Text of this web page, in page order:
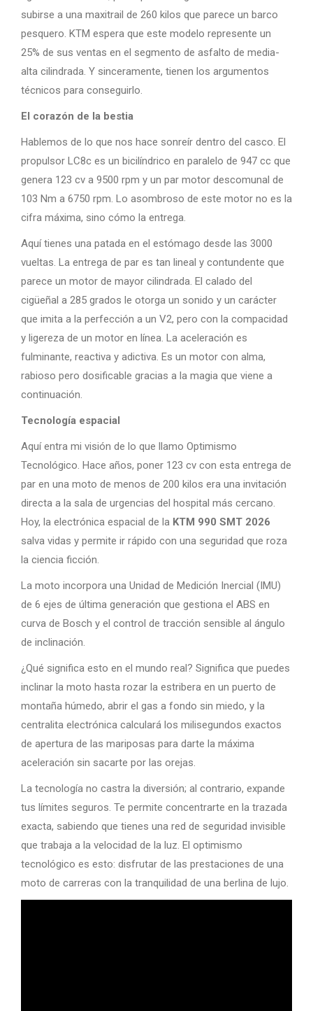
subirse a una maxitrail de 260 kilos que parece un barco
pesquero. KTM espera que este modelo represente un
25% de sus ventas en el segmento de asfalto de media-
alta cilindrada. Y sinceramente, tienen los argumentos
técnicos para conseguirlo.
El corazón de la bestia
Hablemos de lo que nos hace sonreír dentro del casco. El
propulsor LC8c es un bicilíndrico en paralelo de 947 cc que
genera 123 cv a 9500 rpm y un par motor descomunal de
103 Nm a 6750 rpm. Lo asombroso de este motor no es la
cifra máxima, sino cómo la entrega.
Aquí tienes una patada en el estómago desde las 3000
vueltas. La entrega de par es tan lineal y contundente que
parece un motor de mayor cilindrada. El calado del
cigüeñal a 285 grados le otorga un sonido y un carácter
que imita a la perfección a un V2, pero con la compacidad
y ligereza de un motor en línea. La aceleración es
fulminante, reactiva y adictiva. Es un motor con alma,
rabioso pero dosificable gracias a la magia que viene a
continuación.
Tecnología espacial
Aquí entra mi visión de lo que llamo Optimismo
Tecnológico. Hace años, poner 123 cv con esta entrega de
par en una moto de menos de 200 kilos era una invitación
directa a la sala de urgencias del hospital más cercano.
Hoy, la electrónica espacial de la KTM 990 SMT 2026
salva vidas y permite ir rápido con una seguridad que roza
la ciencia ficción.
La moto incorpora una Unidad de Medición Inercial (IMU)
de 6 ejes de última generación que gestiona el ABS en
curva de Bosch y el control de tracción sensible al ángulo
de inclinación.
¿Qué significa esto en el mundo real? Significa que puedes
inclinar la moto hasta rozar la estribera en un puerto de
montaña húmedo, abrir el gas a fondo sin miedo, y la
centralita electrónica calculará los milisegundos exactos
de apertura de las mariposas para darte la máxima
aceleración sin sacarte por las orejas.
La tecnología no castra la diversión; al contrario, expande
tus límites seguros. Te permite concentrarte en la trazada
exacta, sabiendo que tienes una red de seguridad invisible
que trabaja a la velocidad de la luz. El optimismo
tecnológico es esto: disfrutar de las prestaciones de una
moto de carreras con la tranquilidad de una berlina de lujo.